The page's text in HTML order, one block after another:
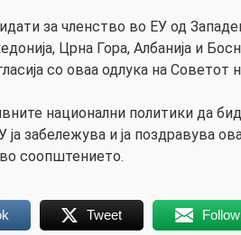
за членство во ЕУ од
Црна Гора, Албанија и
со оваа одлука на Советот
национални политики да
ја забележува и ја поздравува
соопштението.
Tweet